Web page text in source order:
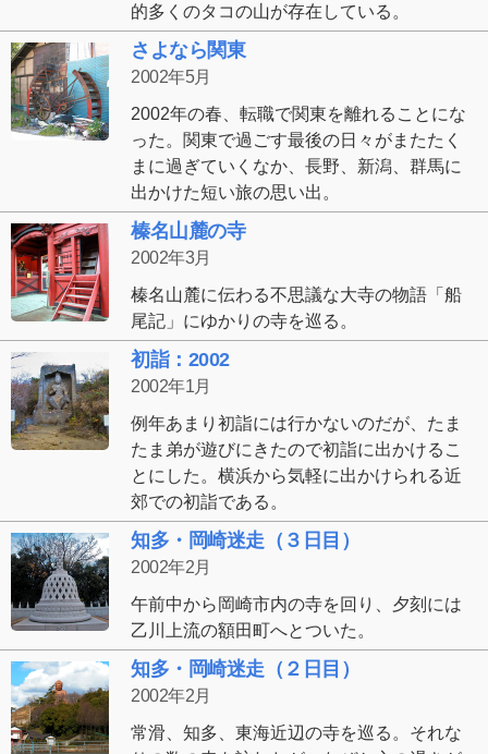
的多くのタコの山が存在している。
さよなら関東
2002年5月
2002年の春、転職で関東を離れることにな
った。関東で過ごす最後の日々がまたたく
まに過ぎていくなか、長野、新潟、群馬に
出かけた短い旅の思い出。
榛名山麓の寺
2002年3月
榛名山麓に伝わる不思議な大寺の物語「船
尾記」にゆかりの寺を巡る。
初詣：2002
2002年1月
例年あまり初詣には行かないのだが、たま
たま弟が遊びにきたので初詣に出かけるこ
とにした。横浜から気軽に出かけられる近
郊での初詣である。
知多・岡崎迷走（３日目）
2002年2月
午前中から岡崎市内の寺を回り、夕刻には
乙川上流の額田町へとついた。
知多・岡崎迷走（２日目）
2002年2月
常滑、知多、東海近辺の寺を巡る。それな